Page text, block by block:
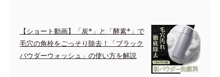
【ショート動画】「炭*」と「酵素*」で
毛穴の角栓をごっそり除去！「ブラック
パウダーウォッシュ」の使い方を解説